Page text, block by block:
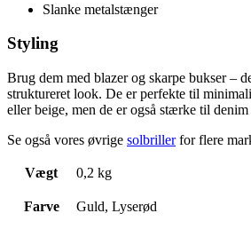
Slanke metalstænger
Styling
Brug dem med blazer og skarpe bukser –
struktureret look. De er perfekte til
eller beige, men de er også stærke til
Se også vores øvrige solbrillerfor flere
Vægt 0,2 kg
Farve Guld, Lyserød